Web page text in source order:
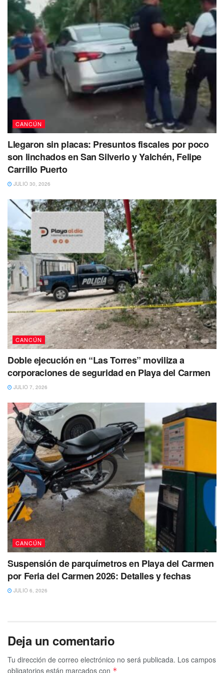
CANCÚN
Llegaron sin placas: Presuntos fiscales por poco
son linchados en San Silverio y Yalchén, Felipe
Carrillo Puerto
JULIO 30, 2026
CANCÚN
Doble ejecución en “Las Torres” moviliza a
corporaciones de seguridad en Playa del Carmen
JULIO 7, 2026
CANCÚN
Suspensión de parquímetros en Playa del Carmen
por Feria del Carmen 2026: Detalles y fechas
JULIO 6, 2026
Deja un comentario
Tu dirección de correo electrónico no será publicada. Los campos
obligatorios están marcados con *